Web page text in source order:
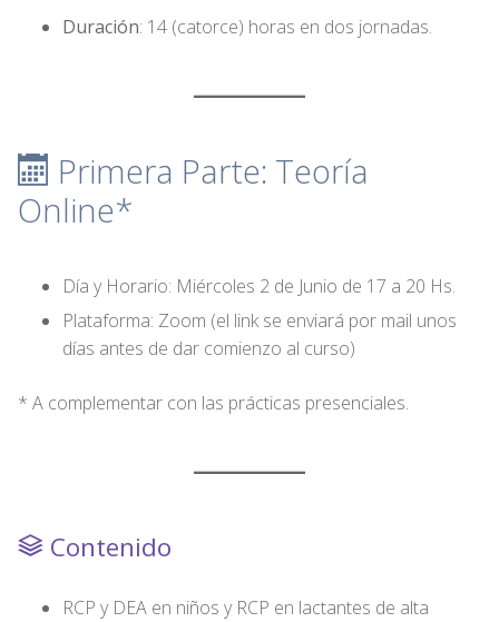
Duración: 14 (catorce) horas en dos jornadas.
Primera Parte: Teoría
Online*
Día y Horario: Miércoles 2 de Junio de 17 a 20 Hs.
Plataforma: Zoom (el link se enviará por mail unos
días antes de dar comienzo al curso)
* A complementar con las prácticas presenciales.
Contenido
RCP y DEA en niños y RCP en lactantes de alta